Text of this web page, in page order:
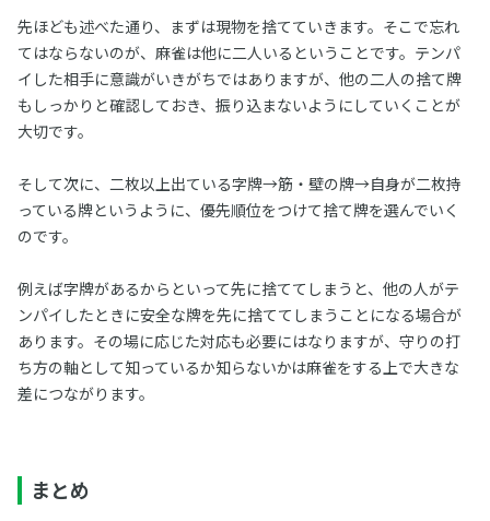
先ほども述べた通り、まずは現物を捨てていきます。そこで忘れ
てはならないのが、麻雀は他に二人いるということです。テンパ
イした相手に意識がいきがちではありますが、他の二人の捨て牌
もしっかりと確認しておき、振り込まないようにしていくことが
大切です。
そして次に、二枚以上出ている字牌→筋・壁の牌→自身が二枚持
っている牌というように、優先順位をつけて捨て牌を選んでいく
のです。
例えば字牌があるからといって先に捨ててしまうと、他の人がテ
ンパイしたときに安全な牌を先に捨ててしまうことになる場合が
あります。その場に応じた対応も必要にはなりますが、守りの打
ち方の軸として知っているか知らないかは麻雀をする上で大きな
差につながります。
まとめ